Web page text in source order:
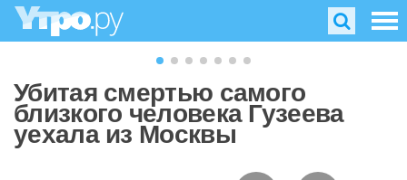
Убитая смертью самого
близкого человека Гузеева
уехала из Москвы